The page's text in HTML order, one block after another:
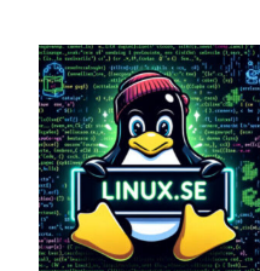
innehåll